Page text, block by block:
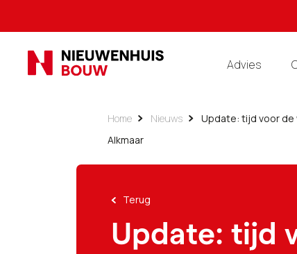
Advies
Home Nieuws
Update: tijd voor de
Alkmaar
Terug
Update: tijd